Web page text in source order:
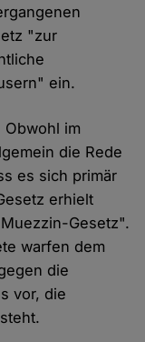
"zur
ein.
im
die Rede
es sich primär
erhielt
Gesetz".
warfen dem
die
vor, die